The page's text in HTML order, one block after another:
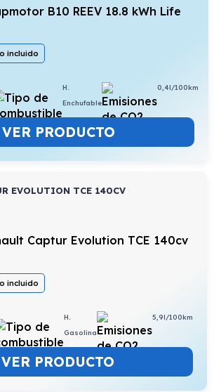
incluido
H.
Enchufable
0,4l/100km
VER PRODUCTO
EVOLUTION TCE 140CV
incluido
H.
Gasolina
5,9l/100km
VER PRODUCTO